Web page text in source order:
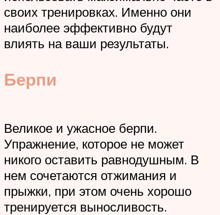
своих тренировках. Именно они
наиболее эффективно будут
влиять на ваши результаты.
Берпи
Великое и ужасное берпи.
Упражнение, которое не может
никого оставить равнодушным. В
нем сочетаются отжимания и
прыжки, при этом очень хорошо
тренируется выносливость.